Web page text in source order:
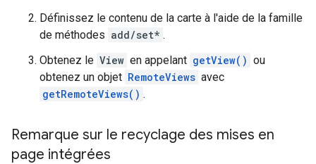
Définissez le contenu de la carte à l'aide de la famille
de méthodes add/set* .
Obtenez le View en appelant getView() ou
obtenez un objet RemoteViews avec
getRemoteViews() .
Remarque sur le recyclage des mises en
page intégrées